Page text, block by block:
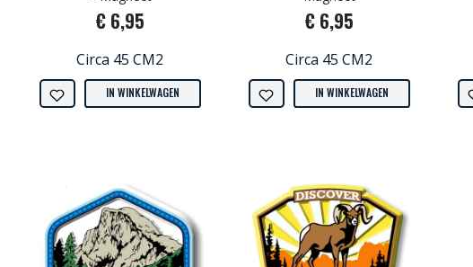
€ 6,95
Circa 45 CM2
IN WINKELWAGEN
€ 6,95
Circa 45 CM2
IN WINKELWAGEN